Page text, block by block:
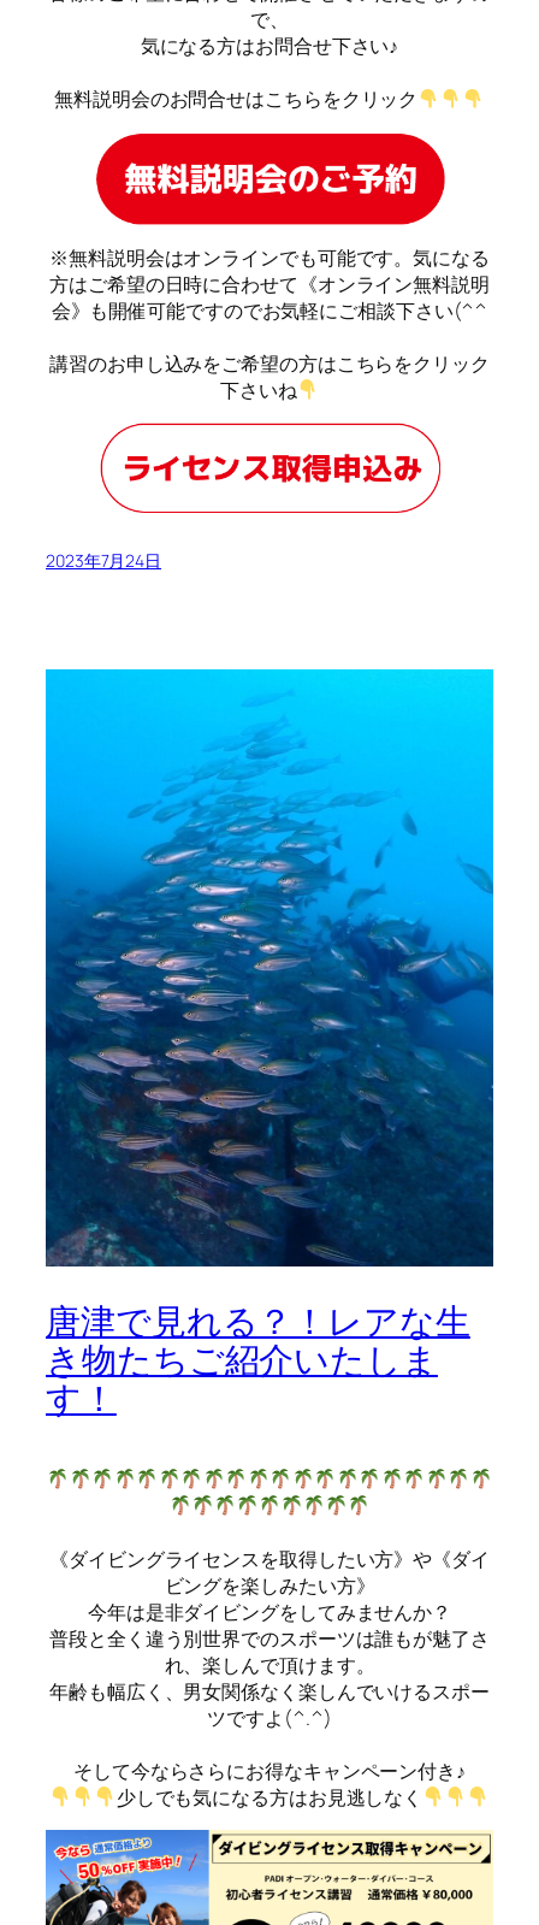
で、
気になる方はお問合せ下さい♪
無料説明会のお問合せはこちらをクリック
※無料説明会はオンラインでも可能です。気になる
方はご希望の日時に合わせて《オンライン無料説明
会》も開催可能ですのでお気軽にご相談下さい(^^
講習のお申し込みをご希望の方はこちらをクリック
下さいね
2023年7月24日
唐津で見れる？！レアな生
き物たちご紹介いたしま
す！
《ダイビングライセンスを取得したい方》や《ダイ
ビングを楽しみたい方》
今年は是非ダイビングをしてみませんか？
普段と全く違う別世界でのスポーツは誰もが魅了さ
れ、楽しんで頂けます。
年齢も幅広く、男女関係なく楽しんでいけるスポー
ツですよ(^.^)
そして今ならさらにお得なキャンペーン付き♪
少しでも気になる方はお見逃しなく